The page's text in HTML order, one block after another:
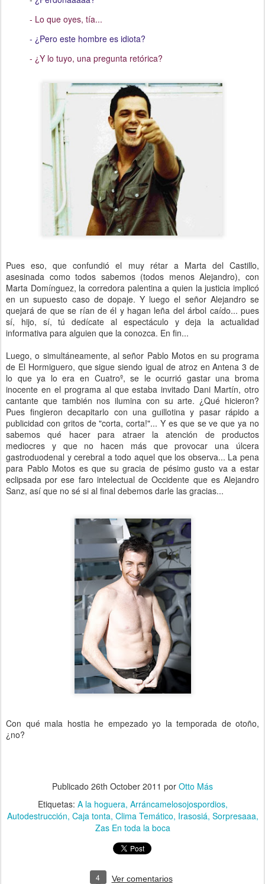
- Lo que oyes, tía...
- ¿Pero este hombre es idiota?
- ¿Y lo tuyo, una pregunta retórica?
Pues eso, que confundió el muy rétar a Marta del Castillo,
asesinada como todos sabemos (todos menos Alejandro), con
Marta Domínguez, la corredora palentina a quien la justicia implicó
en un supuesto caso de dopaje. Y luego el señor Alejandro se
quejará de que se rían de él y hagan leña del árbol caído... pues
sí, hijo, sí, tú dedícate al espectáculo y deja la actualidad
informativa para alguien que la conozca. En fin...
Luego, o simultáneamente, al señor Pablo Motos en su programa
de El Hormiguero, que sigue siendo igual de atroz en Antena 3 de
lo que ya lo era en Cuatroº, se le ocurrió gastar una broma
inocente en el programa al que estaba invitado Dani Martín, otro
cantante que también nos ilumina con su arte. ¿Qué hicieron?
Pues fingieron decapitarlo con una guillotina y pasar rápido a
publicidad con gritos de "corta, corta!"... Y es que se ve que ya no
sabemos qué hacer para atraer la atención de productos
mediocres y que no hacen más que provocar una úlcera
gastroduodenal y cerebral a todo aquel que los observa... La pena
para Pablo Motos es que su gracia de pésimo gusto va a estar
eclipsada por ese faro intelectual de Occidente que es Alejandro
Sanz, así que no sé si al final debemos darle las gracias...
Con qué mala hostia he empezado yo la temporada de otoño,
¿no?
Publicado 26th October 2011 por Otto Más
Etiquetas: A la hoguera Arráncamelosojospordios
Autodestrucción Caja tonta Clima Temático Irasosiá Sorpresaaa
Zas En toda la boca
4 Ver comentarios